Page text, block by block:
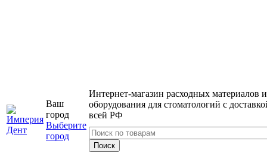
Ваш
город
Выберите
город
Интернет-магазин расходных материалов и
оборудования для стоматологий с
всей РФ